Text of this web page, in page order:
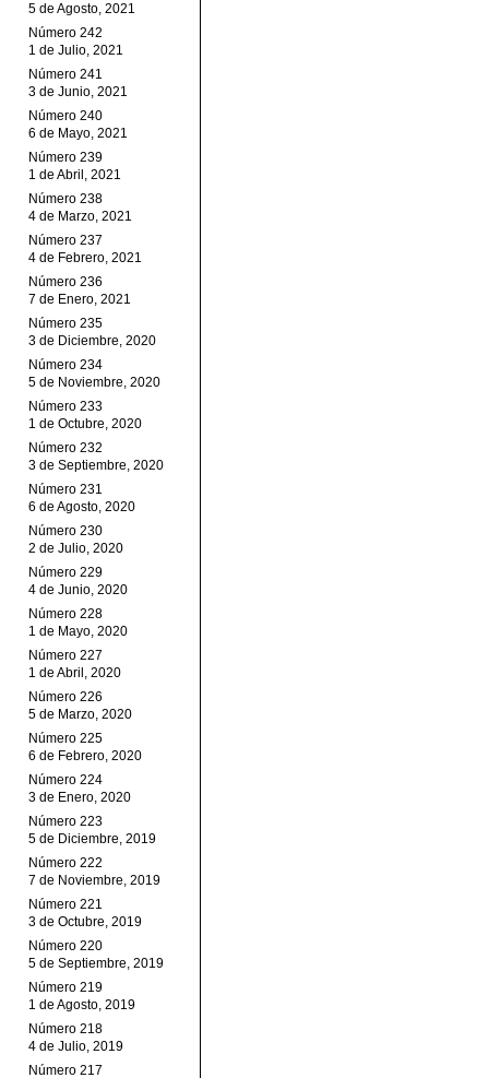
5 de Agosto, 2021
Número 242
1 de Julio, 2021
Número 241
3 de Junio, 2021
Número 240
6 de Mayo, 2021
Número 239
1 de Abril, 2021
Número 238
4 de Marzo, 2021
Número 237
4 de Febrero, 2021
Número 236
7 de Enero, 2021
Número 235
3 de Diciembre, 2020
Número 234
5 de Noviembre, 2020
Número 233
1 de Octubre, 2020
Número 232
3 de Septiembre, 2020
Número 231
6 de Agosto, 2020
Número 230
2 de Julio, 2020
Número 229
4 de Junio, 2020
Número 228
1 de Mayo, 2020
Número 227
1 de Abril, 2020
Número 226
5 de Marzo, 2020
Número 225
6 de Febrero, 2020
Número 224
3 de Enero, 2020
Número 223
5 de Diciembre, 2019
Número 222
7 de Noviembre, 2019
Número 221
3 de Octubre, 2019
Número 220
5 de Septiembre, 2019
Número 219
1 de Agosto, 2019
Número 218
4 de Julio, 2019
Número 217